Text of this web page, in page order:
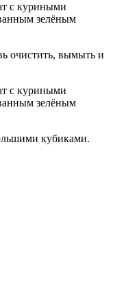
очистить, вымыть и
кубиками.